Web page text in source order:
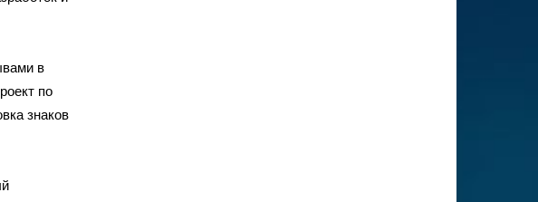
в
по
знаков